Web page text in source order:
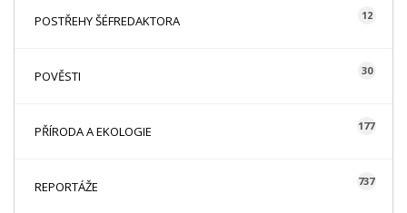
POSTŘEHY ŠÉFREDAKTORA 12
POVĚSTI 30
PŘÍRODA A EKOLOGIE 177
REPORTÁŽE 737